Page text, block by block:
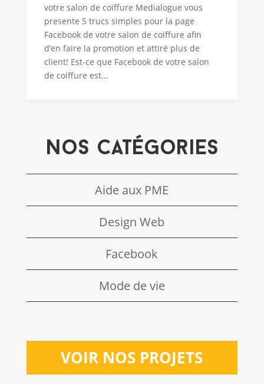
votre salon de coiffure Medialogue vous
presente 5 trucs simples pour la page
Facebook de votre salon de coiffure afin
d’en faire la promotion et attiré plus de
client! Est-ce que Facebook de votre salon
de coiffure est...
Nos catégories
Aide aux PME
Design Web
Facebook
Mode de vie
VOIR NOS PROJETS